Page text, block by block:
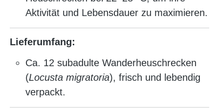
Aktivität und Lebensdauer zu maximieren.
Lieferumfang:
Ca. 12 subadulte Wanderheuschrecken
(Locusta migratoria), frisch und lebendig
verpackt.